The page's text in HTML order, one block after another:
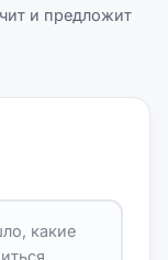
и предложит